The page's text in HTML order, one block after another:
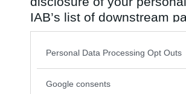
IAB’s list of downstream
also be disclosed by us
Downstream Participants
Please note that this
Personal Data Processing Opt Outs
Google consents
15408
Antal inlägg: 315